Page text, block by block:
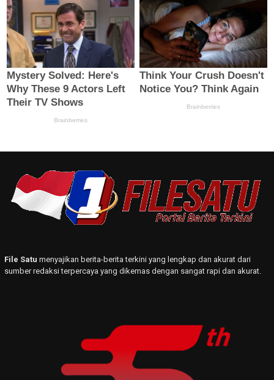
File Satu menyajikan berita-berita terkini yang lengkap dan akurat dari
sumber redaksi terpercaya yang dikemas dengan sangat rapi dan akurat.